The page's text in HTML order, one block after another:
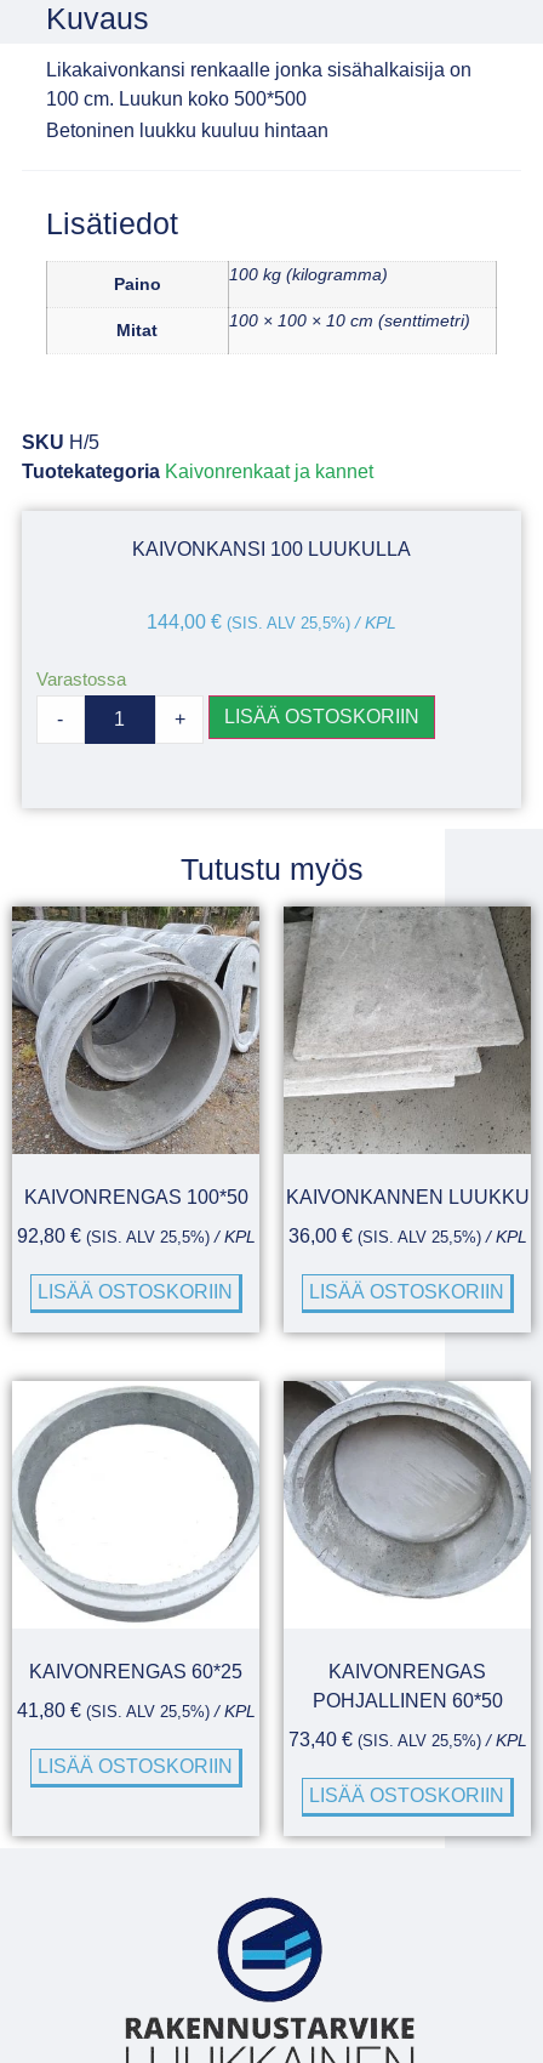
Kuvaus
Likakaivonkansi renkaalle jonka sisähalkaisija on
100 cm. Luukun koko 500*500
Betoninen luukku kuuluu hintaan
Lisätiedot
Paino 100 kg (kilogramma)
Mitat 100 × 100 × 10 cm (senttimetri)
SKU H/5
Tuotekategoria Kaivonrenkaat ja kannet
KAIVONKANSI 100 LUUKULLA
144,00 € (SIS. ALV 25,5%) / KPL
Varastossa
- + LISÄÄ OSTOSKORIIN
Tutustu myös
KAIVONRENGAS 100*50
92,80 € (SIS. ALV 25,5%)/ KPL
LISÄÄ OSTOSKORIIN
KAIVONKANNEN LUUKKU
36,00 € (SIS. ALV 25,5%)/ KPL
LISÄÄ OSTOSKORIIN
KAIVONRENGAS 60*25
41,80 € (SIS. ALV 25,5%)/ KPL
LISÄÄ OSTOSKORIIN
KAIVONRENGAS
POHJALLINEN 60*50
73,40 € (SIS. ALV 25,5%)/ KPL
LISÄÄ OSTOSKORIIN